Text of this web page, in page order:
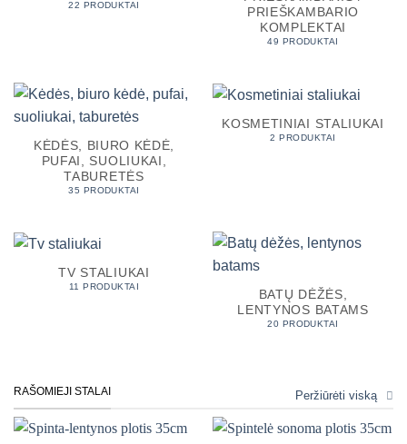
22 PRODUKTAI
PRIEŠKAMBARIO
KOMPLEKTAI
49 PRODUKTAI
KĖDĖS, BIURO KĖDĖ,
PUFAI, SUOLIUKAI,
TABURETĖS
35 PRODUKTAI
KOSMETINIAI STALIUKAI
2 PRODUKTAI
TV STALIUKAI
11 PRODUKTAI
BATŲ DĖŽĖS,
LENTYNOS BATAMS
20 PRODUKTAI
RAŠOMIEJI STALAI Peržiūrėti viską